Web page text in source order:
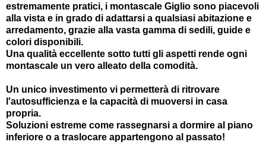
estremamente pratici, i montascale Giglio sono piacevoli
alla vista e in grado di adattarsi a qualsiasi abitazione e
arredamento, grazie alla vasta gamma di sedili, guide e
colori disponibili.
Una qualità eccellente sotto tutti gli aspetti rende ogni
montascale un vero alleato della comodità.
Un unico investimento vi permetterà di ritrovare
l'autosufficienza e la capacità di muoversi in casa
propria.
Soluzioni estreme come rassegnarsi a dormire al piano
inferiore o a traslocare appartengono al passato!